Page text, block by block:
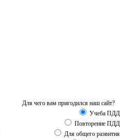
Для чего вам пригодился наш сайт?
Учеба ПДД
Повторение ПДД
Для общего развития